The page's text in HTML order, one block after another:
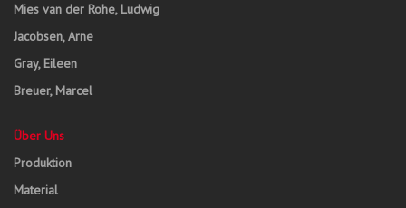
Mies van der Rohe, Ludwig
Jacobsen, Arne
Gray, Eileen
Breuer, Marcel
Über Uns
Produktion
Material